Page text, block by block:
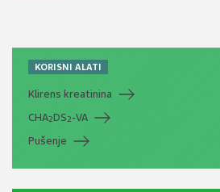
KORISNI ALATI
Klirens kreatinina
CHA2DS2-VA
Pušenje